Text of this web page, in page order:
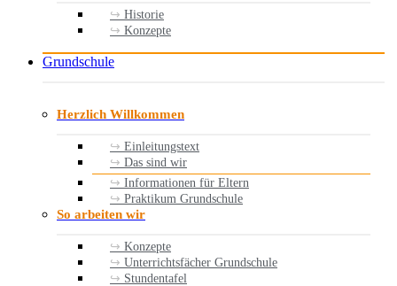
Historie
Konzepte
Grundschule
Herzlich Willkommen
Einleitungstext
Das sind wir
Informationen für Eltern
Praktikum Grundschule
So arbeiten wir
Konzepte
Unterrichtsfächer Grundschule
Stundentafel